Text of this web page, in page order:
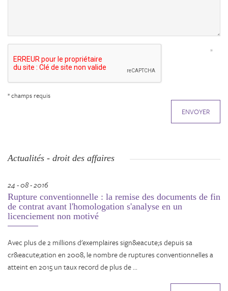
*
* champs requis
ENVOYER
Actualités - droit des affaires
24 - 08 - 2016
Rupture conventionnelle : la remise des documents de fin
de contrat avant l'homologation s'analyse en un
licenciement non motivé
Avec plus de 2 millions d'exemplaires sign&eacute;s depuis sa
cr&eacute;ation en 2008, le nombre de ruptures conventionnelles a
atteint en 2015 un taux record de plus de ...